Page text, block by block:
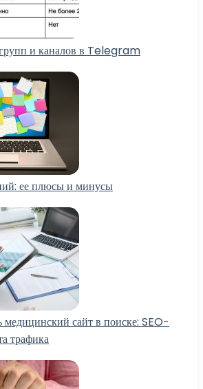
и каналов в Telegram
ее плюсы и минусы
медицинский сайт в поиске: SEO-
трафика